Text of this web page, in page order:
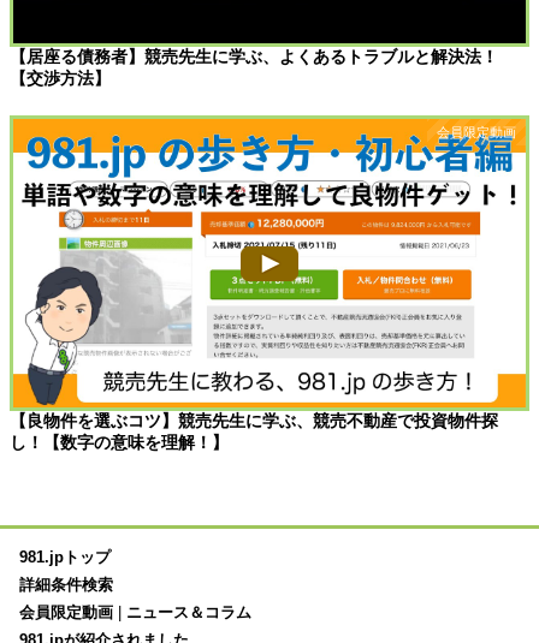
【居座る債務者】競売先生に学ぶ、よくあるトラブルと解決法！
【交渉方法】
【良物件を選ぶコツ】競売先生に学ぶ、競売不動産で投資物件探
し！【数字の意味を理解！】
981.jpトップ
詳細条件検索
会員限定動画
ニュース＆コラム